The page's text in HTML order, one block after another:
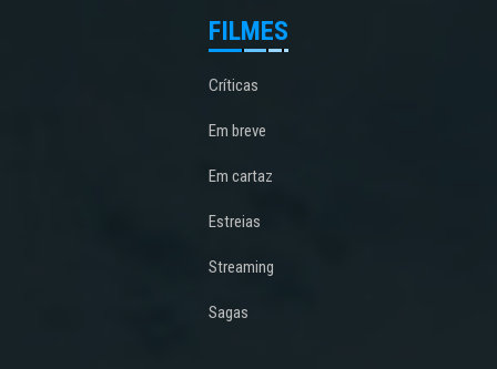
FILMES
Críticas
Em breve
Em cartaz
Estreias
Streaming
Sagas